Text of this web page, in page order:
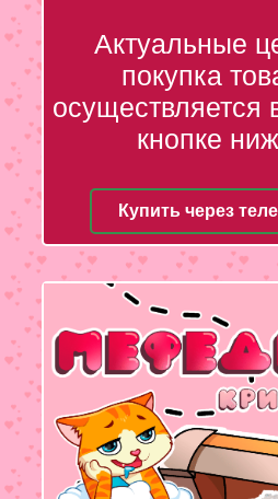
Актуальные
покупка
осуществляется
кнопке
Купить через